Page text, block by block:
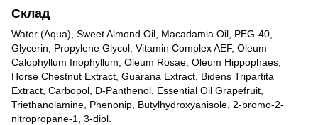
Склад
Water (Aqua), Sweet Almond Oil, Macadamia Oil, PEG-40,
Glycerin, Propylene Glycol, Vitamin Complex AEF, Oleum
Calophyllum Inophyllum, Oleum Rosae, Oleum Hippophaes,
Horse Chestnut Extract, Guarana Extract, Bidens Tripartita
Extract, Carbopol, D-Panthenol, Essential Oil Grapefruit,
Triethanolamine, Phenonip, Butylhydroxyanisole, 2-bromo-2-
nitropropane-1, 3-diol.